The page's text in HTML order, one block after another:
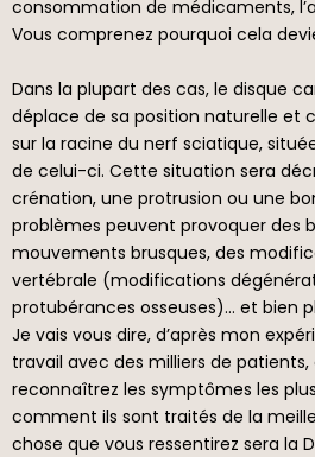
consommation de médicaments,
Vous comprenez pourquoi cela
Dans la plupart des cas, le disque
déplace de sa position naturelle et
sur la racine du nerf sciatique,
de celui-ci. Cette situation sera
crénation, une protrusion ou une
problèmes peuvent provoquer des
mouvements brusques, des
vertébrale (modifications
protubérances osseuses)… et bien
Je vais vous dire, d’après mon
travail avec des milliers de
reconnaîtrez les symptômes les
comment ils sont traités de la
chose que vous ressentirez sera la